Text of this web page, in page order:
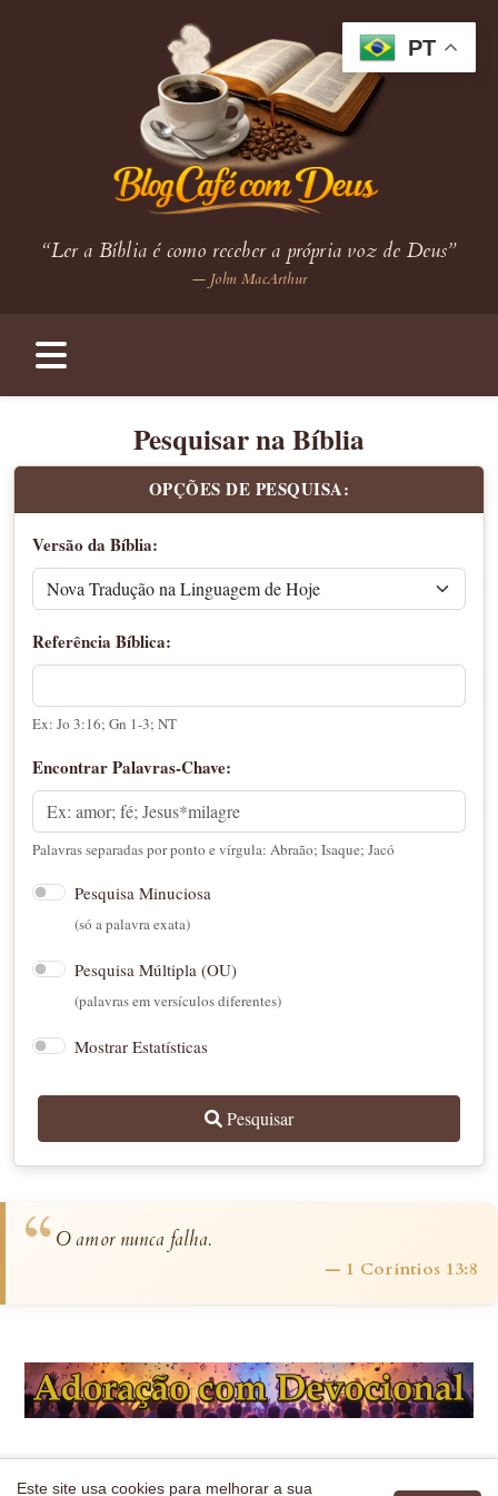
PT
“Ler a Bíblia é como receber a própria voz de Deus”
— John MacArthur
Pesquisar na Bíblia
OPÇÕES DE PESQUISA:
Versão da Bíblia:
Referência Bíblica:
Ex: Jo 3:16; Gn 1-3; NT
Encontrar Palavras-Chave:
Palavras separadas por ponto e vírgula: Abraão; Isaque; Jacó
Pesquisa Minuciosa
(só a palavra exata)
Pesquisa Múltipla (OU)
(palavras em versículos diferentes)
Mostrar Estatísticas
Pesquisar
“ O amor nunca falha.
— 1 Coríntios 13:8
Este site usa cookies para melhorar a sua